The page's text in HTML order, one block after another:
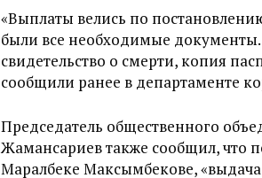
«Выплаты велись по
были все необходимые
свидетельство о смерти, копия
сообщили ранее в департаменте
Председатель общественного
Жамансариев также сообщил, что
Маралбеке Максымбекове,